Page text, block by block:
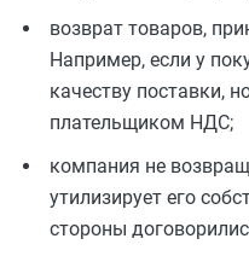
возврат товаров,
Например, если у
качеству поставки,
плательщиком НДС;
компания не
утилизирует его
стороны